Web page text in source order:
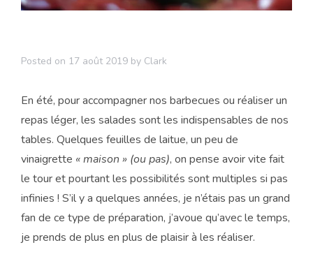
Posted on 17 août 2019 by Clark
En été, pour accompagner nos barbecues ou réaliser un
repas léger, les salades sont les indispensables de nos
tables. Quelques feuilles de laitue, un peu de
vinaigrette « maison » (ou pas), on pense avoir vite fait
le tour et pourtant les possibilités sont multiples si pas
infinies ! S’il y a quelques années, je n’étais pas un grand
fan de ce type de préparation, j’avoue qu’avec le temps,
je prends de plus en plus de plaisir à les réaliser.